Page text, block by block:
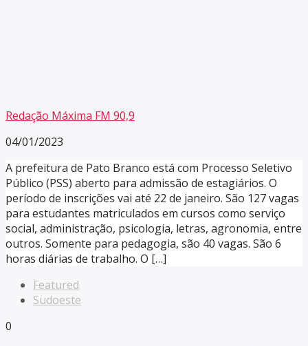
Redação Máxima FM 90,9
04/01/2023
A prefeitura de Pato Branco está com Processo Seletivo
Público (PSS) aberto para admissão de estagiários. O
período de inscrições vai até 22 de janeiro. São 127 vagas
para estudantes matriculados em cursos como serviço
social, administração, psicologia, letras, agronomia, entre
outros. Somente para pedagogia, são 40 vagas. São 6
horas diárias de trabalho. O […]
Featured
Sudoeste
0